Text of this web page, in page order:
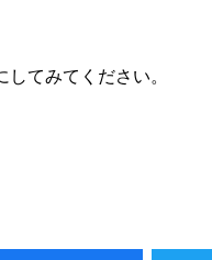
てみてください。